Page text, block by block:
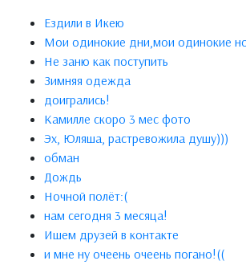
Ездили в Икею
Мои одинокие дни,мои одинокие
Не заню как поступить
Зимняя одежда
доигрались!
Камилле скоро 3 мес фото
Эх, Юляша, растревожила душу)))
обман
Дождь
Ночной полёт:(
нам сегодня 3 месяца!
Ишем друзей в контакте
и мне ну очеень очеень погано!((